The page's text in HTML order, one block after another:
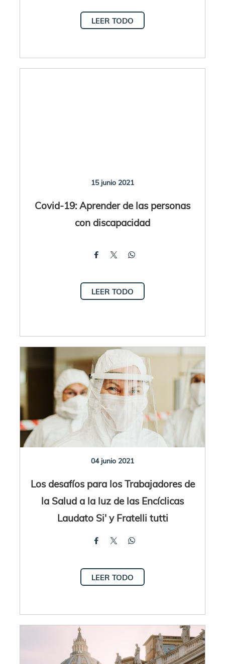
LEER TODO
15 junio 2021
Covid-19: Aprender de las personas
con discapacidad
LEER TODO
04 junio 2021
Los desafíos para los Trabajadores de
la Salud a la luz de las Encíclicas
Laudato Si' y Fratelli tutti
LEER TODO